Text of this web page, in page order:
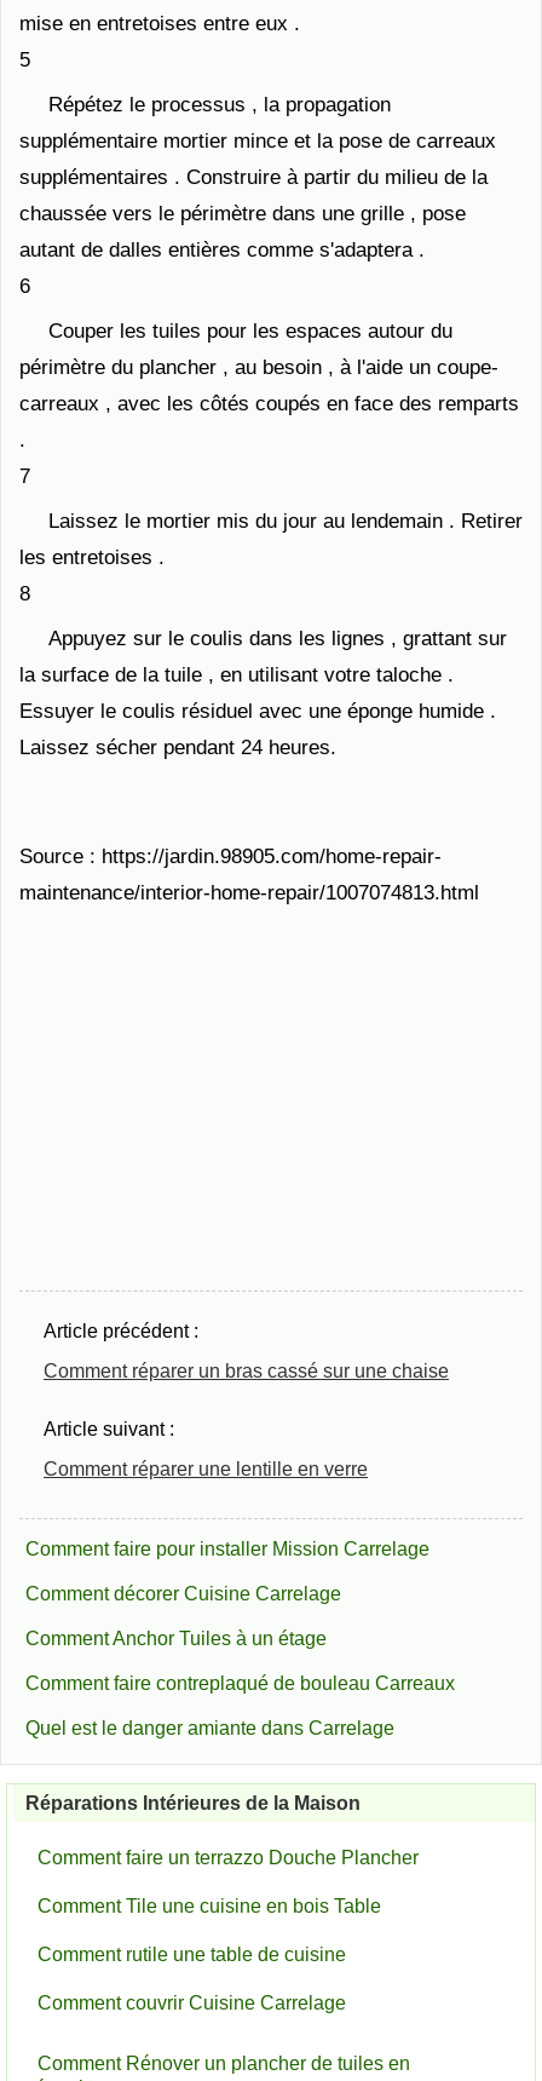
mise en entretoises entre eux .
5
Répétez le processus , la propagation
supplémentaire mortier mince et la pose de carreaux
supplémentaires . Construire à partir du milieu de la
chaussée vers le périmètre dans une grille , pose
autant de dalles entières comme s'adaptera .
6
Couper les tuiles pour les espaces autour du
périmètre du plancher , au besoin , à l'aide un coupe-
carreaux , avec les côtés coupés en face des remparts
.
7
Laissez le mortier mis du jour au lendemain . Retirer
les entretoises .
8
Appuyez sur le coulis dans les lignes , grattant sur ​​
la surface de la tuile , en utilisant votre taloche .
Essuyer le coulis résiduel avec une éponge humide .
Laissez sécher pendant 24 heures.
Source : https://jardin.98905.com/home-repair-
maintenance/interior-home-repair/1007074813.html
Article précédent :
Comment réparer un bras cassé sur une chaise
Article suivant :
Comment réparer une lentille en verre
Comment faire pour installer Mission Carrelage
Comment décorer Cuisine Carrelage
Comment Anchor Tuiles à un étage
Comment faire contreplaqué de bouleau Carreaux
Quel est le danger amiante dans Carrelage
Réparations Intérieures de la Maison
Comment faire un terrazzo Douche Plancher
Comment Tile une cuisine en bois Table
Comment rutile une table de cuisine
Comment couvrir Cuisine Carrelage
Comment Rénover un plancher de tuiles en